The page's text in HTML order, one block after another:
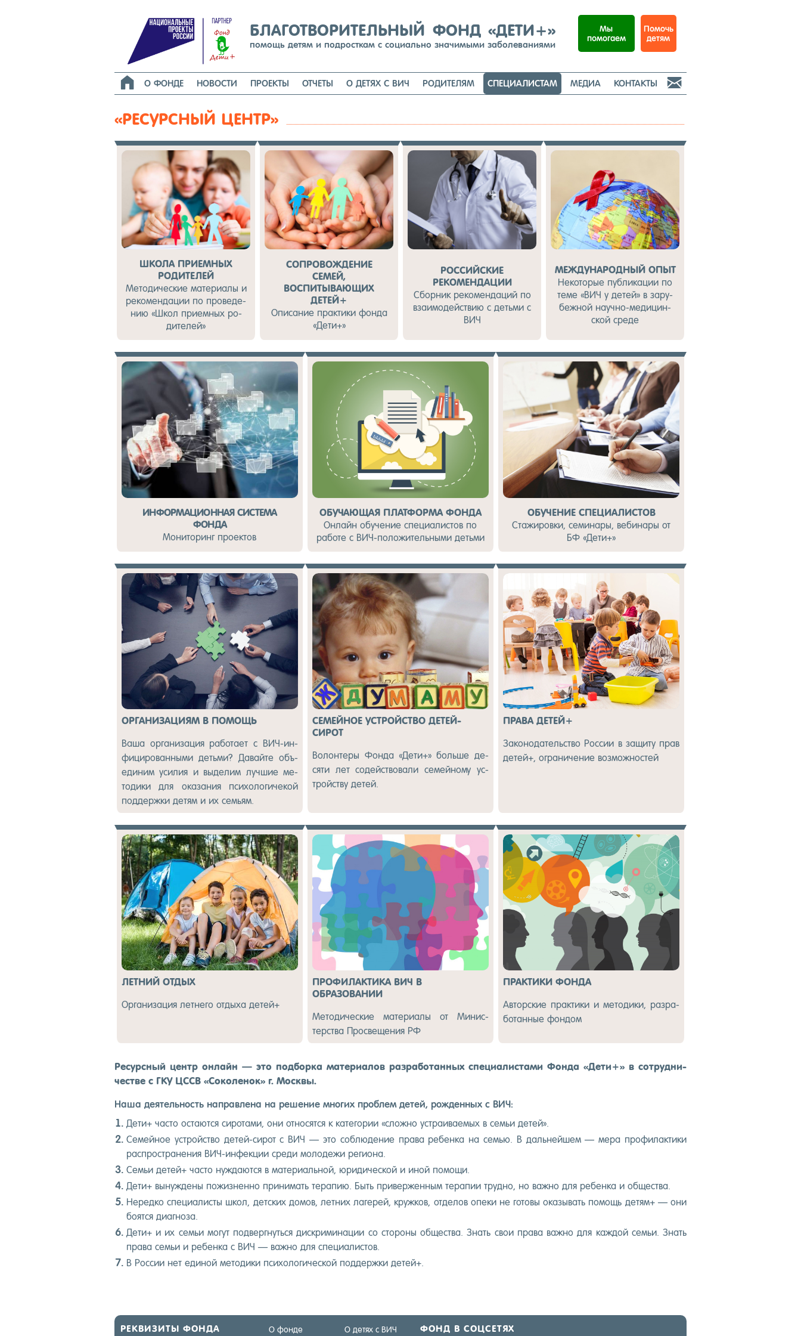
содержимому
БЛАГОТВОРИТЕЛЬНЫЙ ФОНД «ДЕТИ+»
помощь детям и подросткам с социально значимыми заболеваниями
Мы
помогаем
Помочь
детям
 О ФОНДЕ НОВОСТИ ПРОЕКТЫ ОТЧЕТЫ О ДЕТЯХ С ВИЧ РОДИТЕЛЯМ СПЕЦИАЛИСТАМ МЕДИА КОНТАКТЫ 
«РЕСУРСНЫЙ ЦЕНТР»
ШКОЛА ПРИЕМНЫХ
РОДИТЕЛЕЙ
Ме­тоди­чес­кие ма­тери­алы и
ре­комен­да­ции по про­веде­
нию «Школ при­ем­ных ро­
дите­лей»
СОПРОВОЖДЕНИЕ
СЕМЕЙ,
ВОСПИТЫВАЮЩИХ
ДЕТЕЙ+
Опи­сание прак­ти­ки фон­да
«Де­ти+»
РОССИЙСКИЕ
РЕКОМЕНДАЦИИ
Сбор­ник ре­комен­да­ций по
вза­имо­дей­ствию с деть­ми с
ВИЧ
МЕЖДУНАРОДНЫЙ ОПЫТ
Не­ко­то­рые пуб­ли­ка­ции по
те­ме «ВИЧ у де­тей» в за­ру­
беж­ной на­уч­но-ме­ди­цин­
ской сре­де
ИНФОРМАЦИОННАЯ СИСТЕМА
ФОНДА
Мо­нито­ринг про­ек­тов
ОБУЧАЮЩАЯ ПЛАТФОРМА ФОНДА
Он­лайн обу­чение спе­ци­алис­тов по
ра­боте с ВИЧ-по­ложи­тель­ны­ми деть­ми
ОБУЧЕНИЕ СПЕЦИАЛИСТОВ
Ста­жиров­ки, се­мина­ры, ве­бина­ры от
БФ «Де­ти+»
ОРГАНИЗАЦИЯМ В ПОМОЩЬ
Ва­ша ор­га­низа­ция ра­бота­ет с ВИЧ-ин­
фи­циро­ван­ны­ми деть­ми? Да­вай­те объ­
еди­ним уси­лия и вы­делим луч­шие ме­
тоди­ки для ока­зания пси­холо­гиче­кой
под­дер­жки де­тям и их семь­ям.
СЕМЕЙНОЕ УСТРОЙСТВО ДЕТЕЙ-
СИРОТ
Во­лон­те­ры Фон­да «Де­ти+» боль­ше де­
сяти лет со­дей­ство­вали се­мей­но­му ус­
трой­ству де­тей.
ПРА­ВА ДЕ­ТЕЙ+
За­коно­датель­ство Рос­сии в за­щиту прав
де­тей+, ог­ра­ниче­ние воз­можнос­тей
ЛЕТНИЙ ОТДЫХ
Ор­га­низа­ция лет­не­го от­ды­ха де­тей+
ПРОФИЛАКТИКА ВИЧ В
ОБРАЗОВАНИИ
Ме­тоди­чес­кие ма­тери­алы от Ми­нис­
терс­тва Прос­ве­щения РФ
ПРАКТИКИ ФОНДА
Ав­тор­ские прак­ти­ки и ме­тоди­ки, раз­ра­
ботан­ные фон­дом
Ре­сур­сный центр он­лайн — это под­борка ма­тери­алов раз­ра­ботан­ных спе­ци­алис­та­ми Фон­да «Де­ти+» в сот­рудни­
чес­тве с ГКУ ЦССВ «Со­коле­нок» г. Мос­квы.
На­ша де­ятель­ность нап­равле­на на ре­шение мно­гих проб­лем де­тей, рож­денных с ВИЧ:
Де­ти+ час­то ос­та­ют­ся си­рота­ми, они от­но­сят­ся к ка­тего­рии «слож­но ус­тра­ива­емых в семьи де­тей».
Се­мей­ное ус­трой­ство де­тей-си­рот с ВИЧ — это соб­лю­дение пра­ва ре­бен­ка на семью. В даль­ней­шем — ме­ра про­филак­ти­ки
рас­простра­нения ВИЧ-ин­фекции сре­ди мо­лоде­жи ре­ги­она.
Семьи де­тей+ час­то нуж­да­ют­ся в ма­тери­аль­ной, юри­дичес­кой и иной по­мощи.
Де­ти+ вы­нуж­де­ны по­жиз­ненно при­нимать те­рапию. Быть при­вер­женным те­рапии труд­но, но важ­но для ре­бен­ка и об­щес­тва.
Не­ред­ко спе­ци­алис­ты школ, дет­ских до­мов, лет­них ла­герей, круж­ков, от­де­лов опе­ки не го­товы ока­зывать по­мощь де­тям+ — они
бо­ят­ся ди­аг­но­за.
Де­ти+ и их семьи мо­гут под­вер­гнуть­ся дис­кри­мина­ции со сто­роны об­щес­тва. Знать свои пра­ва важ­но для каж­дой семьи. Знать
пра­ва семьи и ре­бен­ка с ВИЧ — важ­но для спе­ци­алис­тов.
В Рос­сии нет еди­ной ме­тоди­ки пси­холо­гичес­кой под­дер­жки де­тей+.
РЕК­ВИ­ЗИТЫ ФОН­ДА О фонде О детях с ВИЧ ФОНД В СОЦ­СЕ­ТЯХ